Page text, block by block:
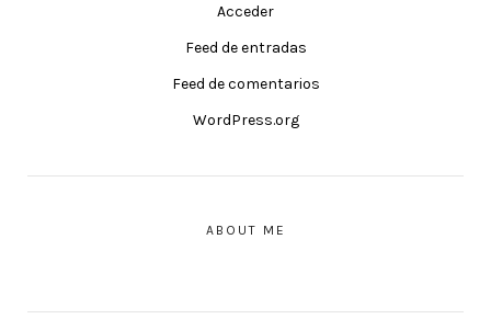
Acceder
Feed de entradas
Feed de comentarios
WordPress.org
ABOUT ME